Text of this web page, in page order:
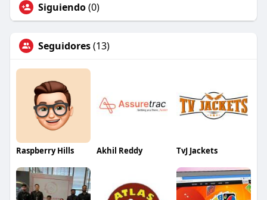
Siguiendo(0)
Seguidores(13)
Raspberry Hills Akhil Reddy TvJ Jackets